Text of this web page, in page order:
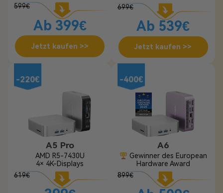
599€
Ab 399€
Jetzt kaufen >>
699€
Ab 539€
Jetzt kaufen >>
-220€
A5 Pro
AMD R5-7430U
4× 4K-Displays
619€
-400€
A6
Gewinner des European
Hardware Award
899€